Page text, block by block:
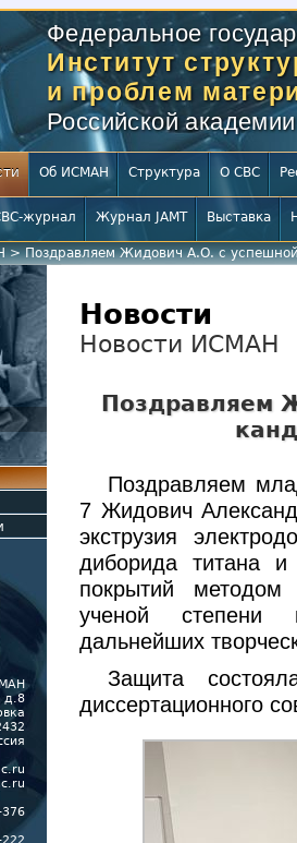
Федеральное
Институт
и проблем
Российской
Об ИСМАН Структура О СВС
журнал Журнал JAMT Выставка
>Поздравляем Жидович А.О. с
д.8
Новости
Новости ИСМАН
Поздравляем
Поздравляем
7 Жидович
экструзия
диборида титана
покрытий методом
ученой степени
дальнейших
Защита
диссертационного